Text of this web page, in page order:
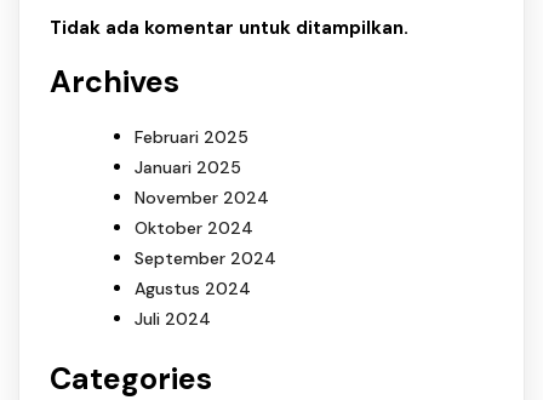
Tidak ada komentar untuk ditampilkan.
Archives
Februari 2025
Januari 2025
November 2024
Oktober 2024
September 2024
Agustus 2024
Juli 2024
Categories